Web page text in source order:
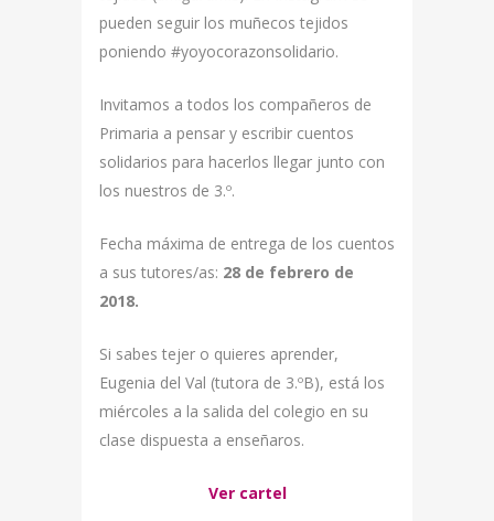
pueden seguir los muñecos tejidos
poniendo #yoyocorazonsolidario.
Invitamos a todos los compañeros de
Primaria a pensar y escribir cuentos
solidarios para hacerlos llegar junto con
los nuestros de 3.º.
Fecha máxima de entrega de los cuentos
a sus tutores/as: 28 de febrero de
2018.
Si sabes tejer o quieres aprender,
Eugenia del Val (tutora de 3.ºB), está los
miércoles a la salida del colegio en su
clase dispuesta a enseñaros.
Ver cartel